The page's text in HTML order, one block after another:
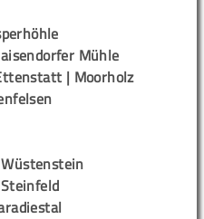
Mühle
| Moorholz